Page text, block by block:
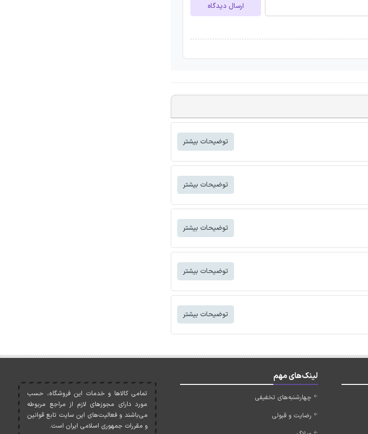
ارسال دیدگاه
توضیحات بیشتر
توضیحات بیشتر
توضیحات بیشتر
توضیحات بیشتر
توضیحات بیشتر
لینک‌های مهم
چهارشنبه‌های تخفیفی
رضایت و قبولی
تمامی کالاها و خدمات اين فروشگاه، حسب
مورد دارای مجوزهای لازم از مراجع مربوطه
می‌باشند و فعاليت‌های اين سايت تابع قوانين
و مقررات جمهوری اسلامی ايران است.